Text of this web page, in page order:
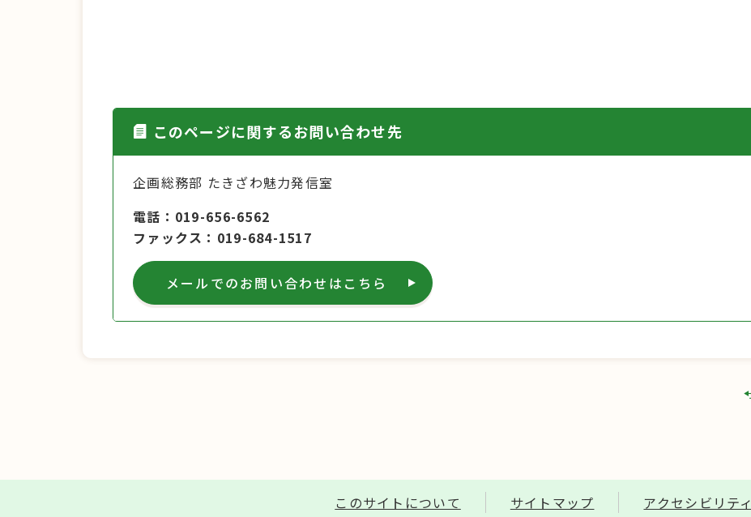
このページに関するお問い合わせ先
企画総務部 たきざわ魅力発信室
電話
019-656-6562
ファックス
019-684-1517
メールでのお問い合わせはこちら
このサイトについて サイトマップ アクセシビリティ